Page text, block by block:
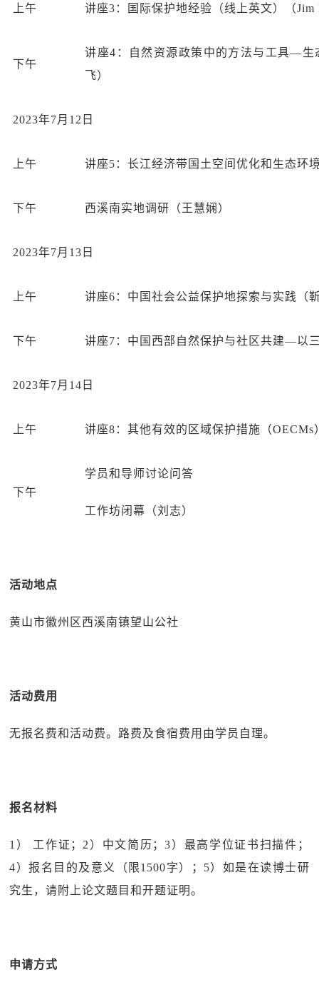
上午 讲座3：国际保护地经验（线上英文）（
下午
讲座4：自然资源政策中的方法与工具—生
飞）
2023年7月12日
上午 讲座5：长江经济带国土空间优化和生态环
下午 西溪南实地调研（王慧娴）
2023年7月13日
上午 讲座6：中国社会公益保护地探索与实践（
下午 讲座7：中国西部自然保护与社区共建—以
2023年7月14日
上午 讲座8：其他有效的区域保护措施（OECMs
下午
学员和导师讨论问答
工作坊闭幕（刘志）
活动地点
黄山市徽州区西溪南镇望山公社
活动费用
无报名费和活动费。路费及食宿费用由学员自理。
报名材料
1） 工作证；2）中文简历；3）最高学位证书扫描件；
4）报名目的及意义（限1500字）；5）如是在读博士研
究生，请附上论文题目和开题证明。
申请方式